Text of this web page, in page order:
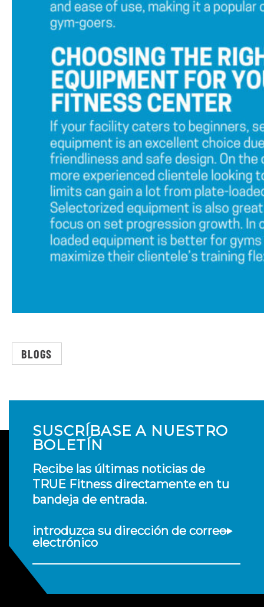
BLOGS
SUSCRÍBASE A NUESTRO
BOLETÍN
Recibe las últimas noticias de
TRUE Fitness directamente en tu
bandeja de entrada.
introduzca su dirección de correo
electrónico